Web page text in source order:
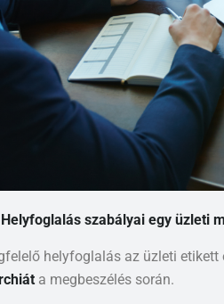
szabályai egy üzleti
helyfoglalás az üzleti
a megbeszélés során.